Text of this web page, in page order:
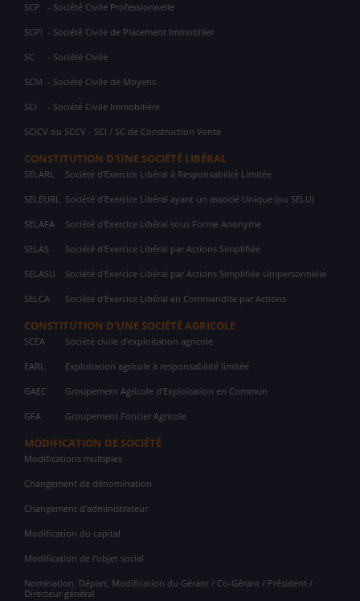
SCP - Société Civile Professionnelle
SCPI - Société Civile de Placement Immobilier
SC - Société Civile
SCM - Société Civile de Moyens
SCI - Société Civile Immobilière
SCICV ou SCCV - SCI / SC de Construction Vente
CONSTITUTION D'UNE SOCIÉTÉ LIBÉRAL
SELARL Société d'Exercice Libéral à Responsabilité Limitée
SELEURL Société d'Exercice Libéral ayant un associé Unique (ou SELU)
SELAFA Société d'Exercice Libéral sous Forme Anonyme
SELAS Société d'Exercice Libéral par Actions Simplifiée
SELASU Société d'Exercice Libéral par Actions Simplifiée Unipersonnelle
SELCA Société d'Exercice Libéral en Commandite par Actions
CONSTITUTION D'UNE SOCIÉTÉ AGRICOLE
SCEA Société civile d'exploitation agricole
EARL Exploitation agricole à responsabilité limitée
GAEC Groupement Agricole d'Exploitation en Commun
GFA Groupement Foncier Agricole
MODIFICATION DE SOCIÉTÉ
Modifications multiples
Changement de dénomination
Changement d'administrateur
Modification du capital
Modification de l'objet social
Nomination, Départ, Modification du Gérant / Co-Gérant / Président /
Directeur général